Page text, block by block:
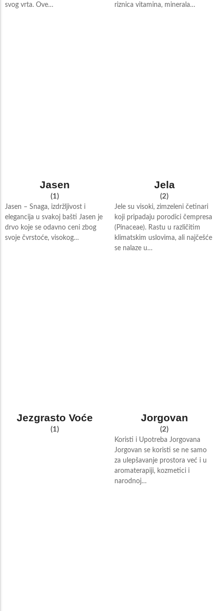
svog vrta. Ove…
riznica vitamina, minerala…
Jasen
(1)
Jasen – Snaga, izdržljivost i
elegancija u svakoj bašti Jasen je
drvo koje se odavno ceni zbog
svoje čvrstoće, visokog…
Jela
(2)
Jele su visoki, zimzeleni četinari
koji pripadaju porodici čempresa
(Pinaceae). Rastu u različitim
klimatskim uslovima, ali najčešće
se nalaze u…
Jezgrasto Voće
(1)
Jorgovan
(2)
Koristi i Upotreba Jorgovana
Jorgovan se koristi se ne samo
za ulepšavanje prostora već i u
aromaterapiji, kozmetici i
narodnoj…